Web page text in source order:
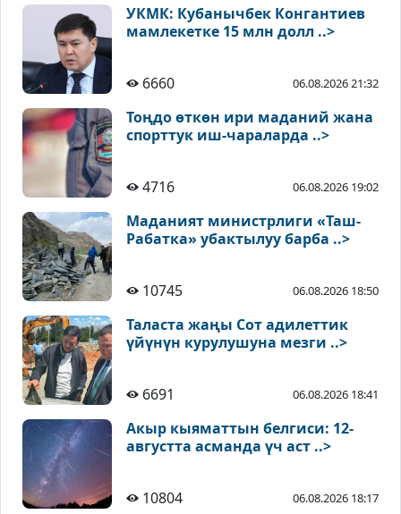
УКМК: Кубанычбек Конгантиев
мамлекетке 15 млн долл ..>
6660 06.08.2026 21:32
Тоңдо өткөн ири маданий жана
спорттук иш-чараларда ..>
4716 06.08.2026 19:02
Маданият министрлиги «Таш-
Рабатка» убактылуу барба ..>
10745 06.08.2026 18:50
Таласта жаңы Сот адилеттик
үйүнүн курулушуна мезги ..>
6691 06.08.2026 18:41
Акыр кыяматтын белгиси: 12-
августта асманда үч аст ..>
10804 06.08.2026 18:17